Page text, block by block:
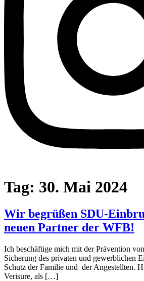
Tag: 30. Mai 2024
Wir begrüßen SDU-
neuen Partner der WFB!
Ich beschäftige mich mit der Prävention
Sicherung des privaten und gewerblichen
Schutz der Familie und der Angestellten.
Verisure, als […]